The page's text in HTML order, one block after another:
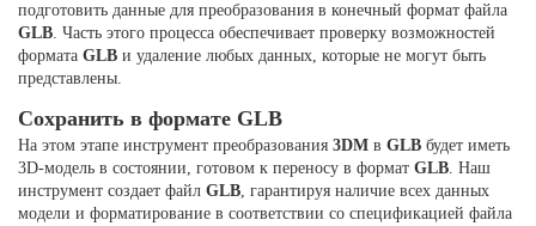
подготовить данные для преобразования в конечный формат файла
GLB. Часть этого процесса обеспечивает проверку возможностей
формата GLB и удаление любых данных, которые не могут быть
представлены.
Сохранить в формате GLB
На этом этапе инструмент преобразования 3DM в GLB будет иметь
3D-модель в состоянии, готовом к переносу в формат GLB. Наш
инструмент создает файл GLB, гарантируя наличие всех данных
модели и форматирование в соответствии со спецификацией файла